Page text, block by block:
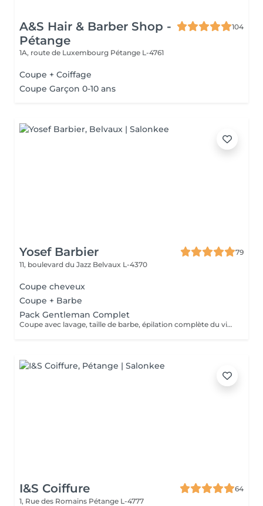
A&S Hair & Barber Shop -
Pétange
104
1A, route de Luxembourg Pétange L-4761
Coupe + Coiffage
Coupe Garçon 0-10 ans
Yosef Barbier
79
11, boulevard du Jazz Belvaux L-4370
Coupe cheveux
Coupe + Barbe
Pack Gentleman Complet
Coupe avec lavage, taille de barbe, épilation complète du visage, soin vapeur, massage & coiffage au gel.
I&S Coiffure
64
1, Rue des Romains Pétange L-4777